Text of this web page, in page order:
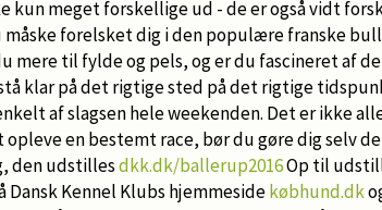
kun meget forskellige ud - de er også vidt
måske forelsket dig i den populære franske
mere til fylde og pels, og er du fascineret af
klar på det rigtige sted på det rigtige
af slagsen hele weekenden. Det er ikke
opleve en bestemt race, bør du gøre dig selv
den udstillesdkk.dk/ballerup2016Op til
Dansk Kennel Klubs hjemmesidekøbhund.dk